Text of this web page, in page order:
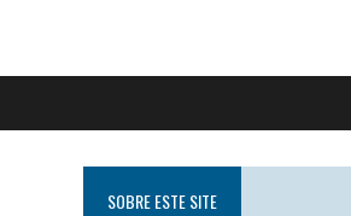
SOBRE ESTE SITE